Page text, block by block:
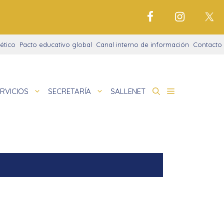
Pacto educativo global Canal interno de información Contacto
didácticas
SECRETARÍA SALLENET